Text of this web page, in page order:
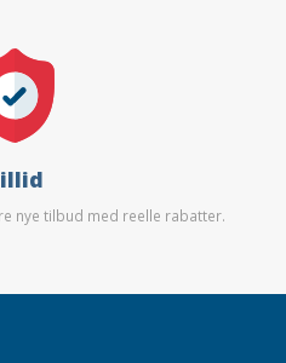
nye tilbud med reelle rabatter.